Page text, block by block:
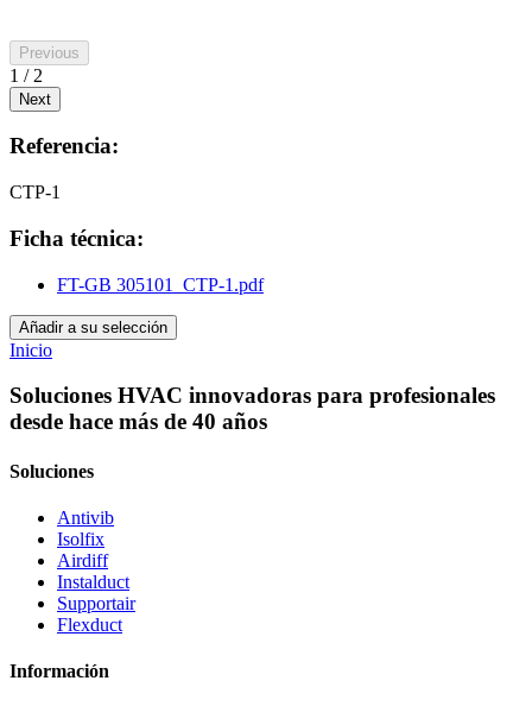
Previous
1 / 2
Next
Referencia:
CTP-1
Ficha técnica:
FT-GB 305101_CTP-1.pdf
Añadir a su selección
Inicio
Soluciones HVAC innovadoras para profesionales
desde hace más de 40 años
Soluciones
Antivib
Isolfix
Airdiff
Instalduct
Supportair
Flexduct
Información